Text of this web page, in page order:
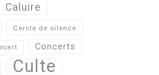
Caluire
Cercle de silence
Concerts
Culte